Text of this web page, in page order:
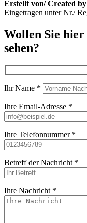
Erstellt von/ Created by
Eingetragen unter Nr./
Wollen Sie hier
sehen?
Ihr Name *
Ihre Email-Adresse *
Ihre Telefonnummer *
Betreff der Nachricht *
Ihre Nachricht *